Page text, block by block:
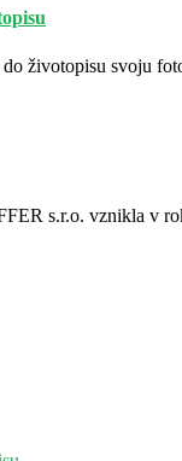
životopisu svoju
s.r.o. vznikla v